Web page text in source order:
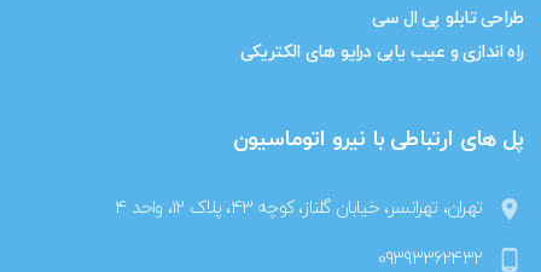
طراحی تابلو پی ال سی
راه اندازی و عیب یابی درایو های الکتریکی
پل های ارتباطی با نیرو اتوماسیون
location_on تهران، تهرانسر، خیابان گلناز، کوچه 43، پلاک 12، واحد 4
phone_android
09393362432